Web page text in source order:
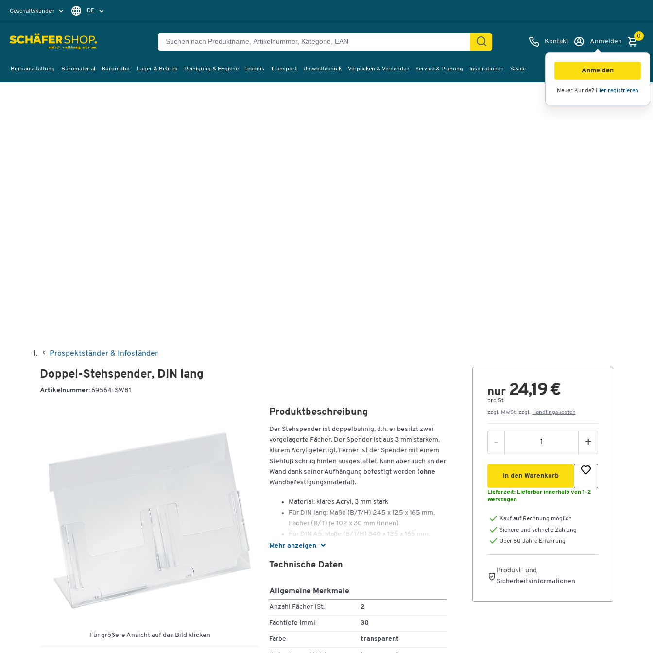
Geschäftskunden DE
Kontakt Anmelden
Anmelden
Neuer Kunde? Hier registrieren
0
Büroausstattung Büromaterial Büromöbel Lager & Betrieb Reinigung & Hygiene Technik Transport Umwelttechnik Verpacken & Versenden Service & Planung Inspirationen %Sale
Prospektständer & Infoständer
Doppel-Stehspender, DIN lang
Artikelnummer: 69564-SW81
Für größere Ansicht auf das Bild klicken
Mehr anzeigen
Produktbeschreibung
Der Stehspender ist doppelbahnig, d.h. er besitzt zwei
vorgelagerte Fächer. Der Spender ist aus 3 mm starkem,
klarem Acryl gefertigt. Ferner ist der Spender mit einem
Stehfuß schräg hinten ausgestattet, kann aber auch an der
Wand dank seiner Aufhängung befestigt werden (ohne
Wandbefestigungsmaterial).
Material: klares Acryl, 3 mm stark
Für DIN lang: Maße (B/T/H) 245 x 125 x 165 mm,
Fächer (B/T) je 102 x 30 mm (innen)
Für DIN A5: Maße (B/T/H) 340 x 125 x 165 mm,
Fächer (B/T) je 145 x 30 mm (innen)
Fächer (B/T) je 215 x 30 mm (innen)
Technische Daten
Allgemeine Merkmale
Anzahl Fächer [St.] 2
Fachtiefe [mm] 30
Farbe transparent
nur 24,19 €
pro St.
zzgl. MwSt. zzgl. Handlingskosten
- +
In den Warenkorb
Lieferzeit: Lieferbar innerhalb von 1-2
Werktagen
Kauf auf Rechnung möglich
Sichere und schnelle Zahlung
Über 50 Jahre Erfahrung
Produkt- und
Sicherheitsinformationen
Bilder Videos 360°-Ansicht